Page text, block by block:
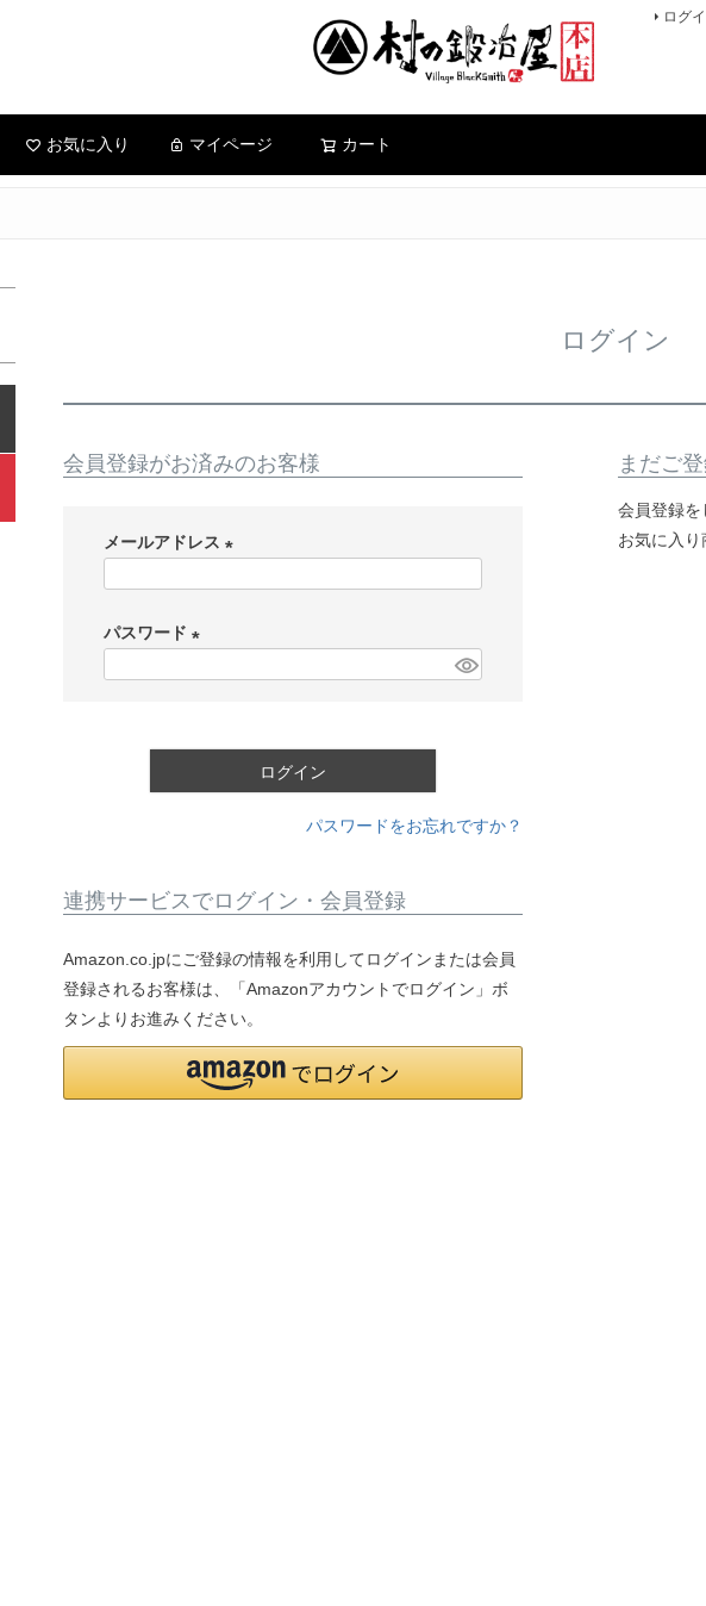
ログ
お気に入り マイページ カート
ログイン
会員登録がお済みのお客様
メールアドレス
パスワード
ログイン
パスワードをお忘れですか？
連携サービスでログイン・会員登録
Amazon.co.jpにご登録の情報を利用してログインまたは会員
登録されるお客様は、「Amazonアカウントでログイン」ボ
タンよりお進みください。
まだご
会員登録を
お気に入り